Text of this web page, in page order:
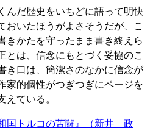
んだ歴史をいちどに語って明快
おいたほうがよさそうだが、こ
きかたを守ったまま書き終えら
とは、信念にもとづく妥協のこ
き口は、簡潔さのなかに信念が
家的個性がつぎつぎにページを
ている。
国トルコの苦闘』（新井 政